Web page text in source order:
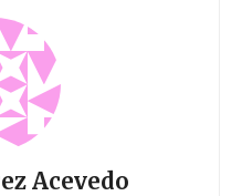
Acevedo